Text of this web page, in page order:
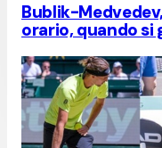
Bublik-
orario, quando si